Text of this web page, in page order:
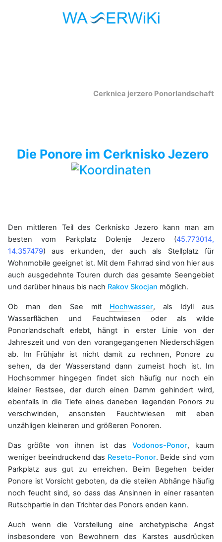
Cerknica jerzero Ponorlandschaft
Die Ponore im Cerknisko Jezero
Den mittleren Teil des Cerknisko Jezero kann man am
besten vom Parkplatz Dolenje Jezero (45.773014,
14.357479) aus erkunden, der auch als Stellplatz für
Wohnmobile geeignet ist. Mit dem Fahrrad sind von hier aus
auch ausgedehnte Touren durch das gesamte Seengebiet
und darüber hinaus bis nach Rakov Skocjan möglich.
Ob man den See mit Hochwasser, als Idyll aus
Wasserflächen und Feuchtwiesen oder als wilde
Ponorlandschaft erlebt, hängt in erster Linie von der
Jahreszeit und von den vorangegangenen Niederschlägen
ab. Im Frühjahr ist nicht damit zu rechnen, Ponore zu
sehen, da der Wasserstand dann zumeist hoch ist. Im
Hochsommer hingegen findet sich häufig nur noch ein
kleiner Restsee, der durch einen Damm gehindert wird,
ebenfalls in die Tiefe eines daneben liegenden Ponors zu
verschwinden, ansonsten Feuchtwiesen mit eben
unzähligen kleineren und größeren Ponoren.
Das größte von ihnen ist das Vodonos-Ponor, kaum
weniger beeindruckend das Reseto-Ponor. Beide sind vom
Parkplatz aus gut zu erreichen. Beim Begehen beider
Ponore ist Vorsicht geboten, da die steilen Abhänge häufig
noch feucht sind, so dass das Ansinnen in einer rasanten
Rutschpartie in den Trichter des Ponors enden kann.
Auch wenn die Vorstellung eine archetypische Angst
insbesondere von Bewohnern des Karstes ausdrücken